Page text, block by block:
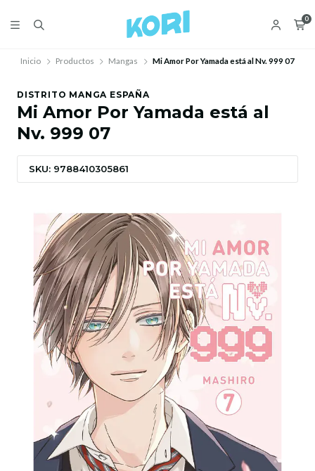
0
Inicio Productos Mangas Mi Amor Por Yamada está al Nv. 999 07
DISTRITO MANGA ESPAÑA
Mi Amor Por Yamada está al
Nv. 999 07
SKU: 9788410305861